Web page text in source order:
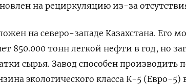
на рециркуляцию из-за
на северо-западе Казахстана. Его
850.000 тонн легкой нефти в год, но
сырья. Завод способен производить
экологического класса К-5 (Евро-5)